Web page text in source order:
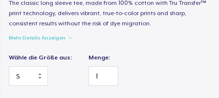
The classic long sleeve tee, made from 100% cotton with Tru Transfer™
print technology, delivers vibrant, true-to-color prints and sharp,
consistent results without the risk of dye migration.
Mehr Details Anzeigen
Wähle die Größe aus: Menge:
23,99 $
44,99 $
Tru transfer Printed Premium Tee